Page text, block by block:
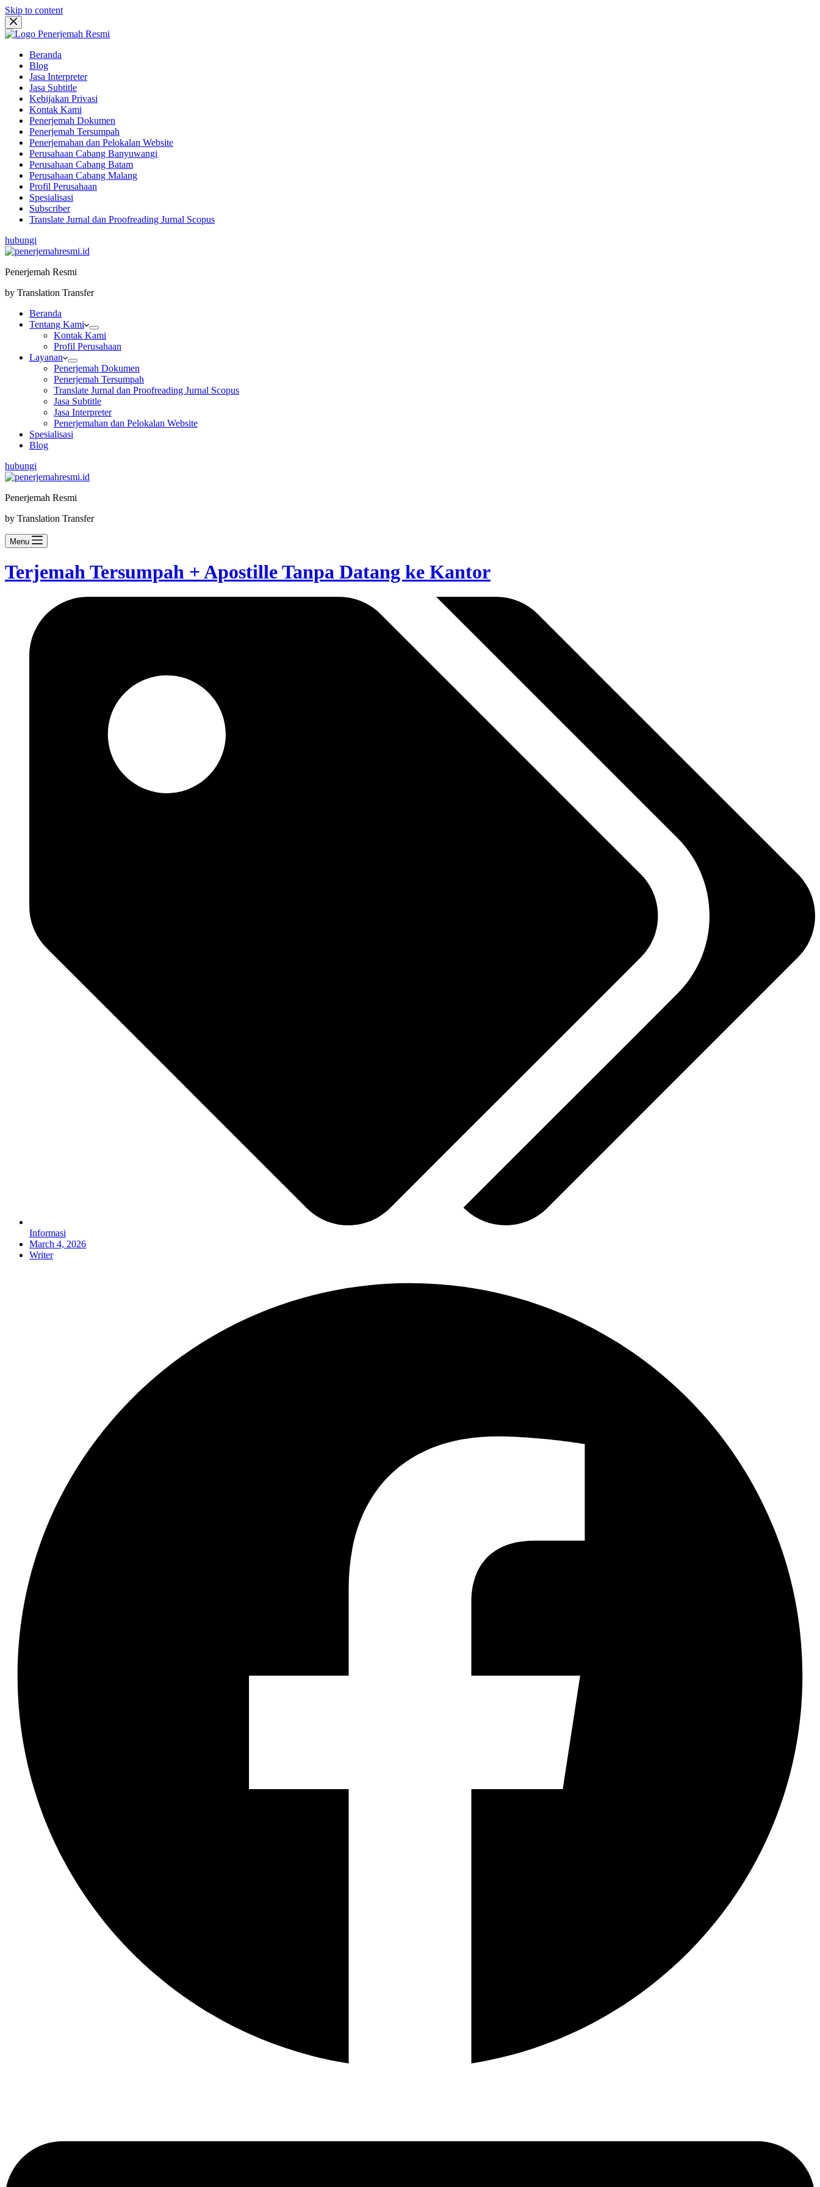
Skip to content
Beranda
Blog
Jasa Interpreter
Jasa Subtitle
Kebijakan Privasi
Kontak Kami
Penerjemah Dokumen
Penerjemah Tersumpah
Penerjemahan dan Pelokalan Website
Perusahaan Cabang Banyuwangi
Perusahaan Cabang Batam
Perusahaan Cabang Malang
Profil Perusahaan
Spesialisasi
Subscriber
Translate Jurnal dan Proofreading Jurnal Scopus
hubungi
Penerjemah Resmi
by Translation Transfer
Beranda
Tentang Kami
Kontak Kami
Profil Perusahaan
Layanan
Penerjemah Dokumen
Penerjemah Tersumpah
Translate Jurnal dan Proofreading Jurnal Scopus
Jasa Subtitle
Jasa Interpreter
Penerjemahan dan Pelokalan Website
Spesialisasi
Blog
hubungi
Penerjemah Resmi
by Translation Transfer
Menu
Terjemah Tersumpah + Apostille Tanpa Datang ke Kantor
Informasi
March 4, 2026
Writer